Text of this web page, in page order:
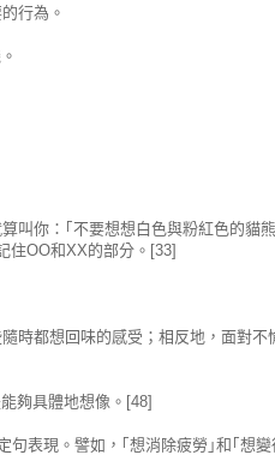
行為。
叫你：｢不要想想白色與粉紅色的貓
住OO和XX的部分。[33]
時都想回味的感受；相反地，面對不
夠具體地想像。[48]
表現。譬如，｢想消除疲勞｣和｢想